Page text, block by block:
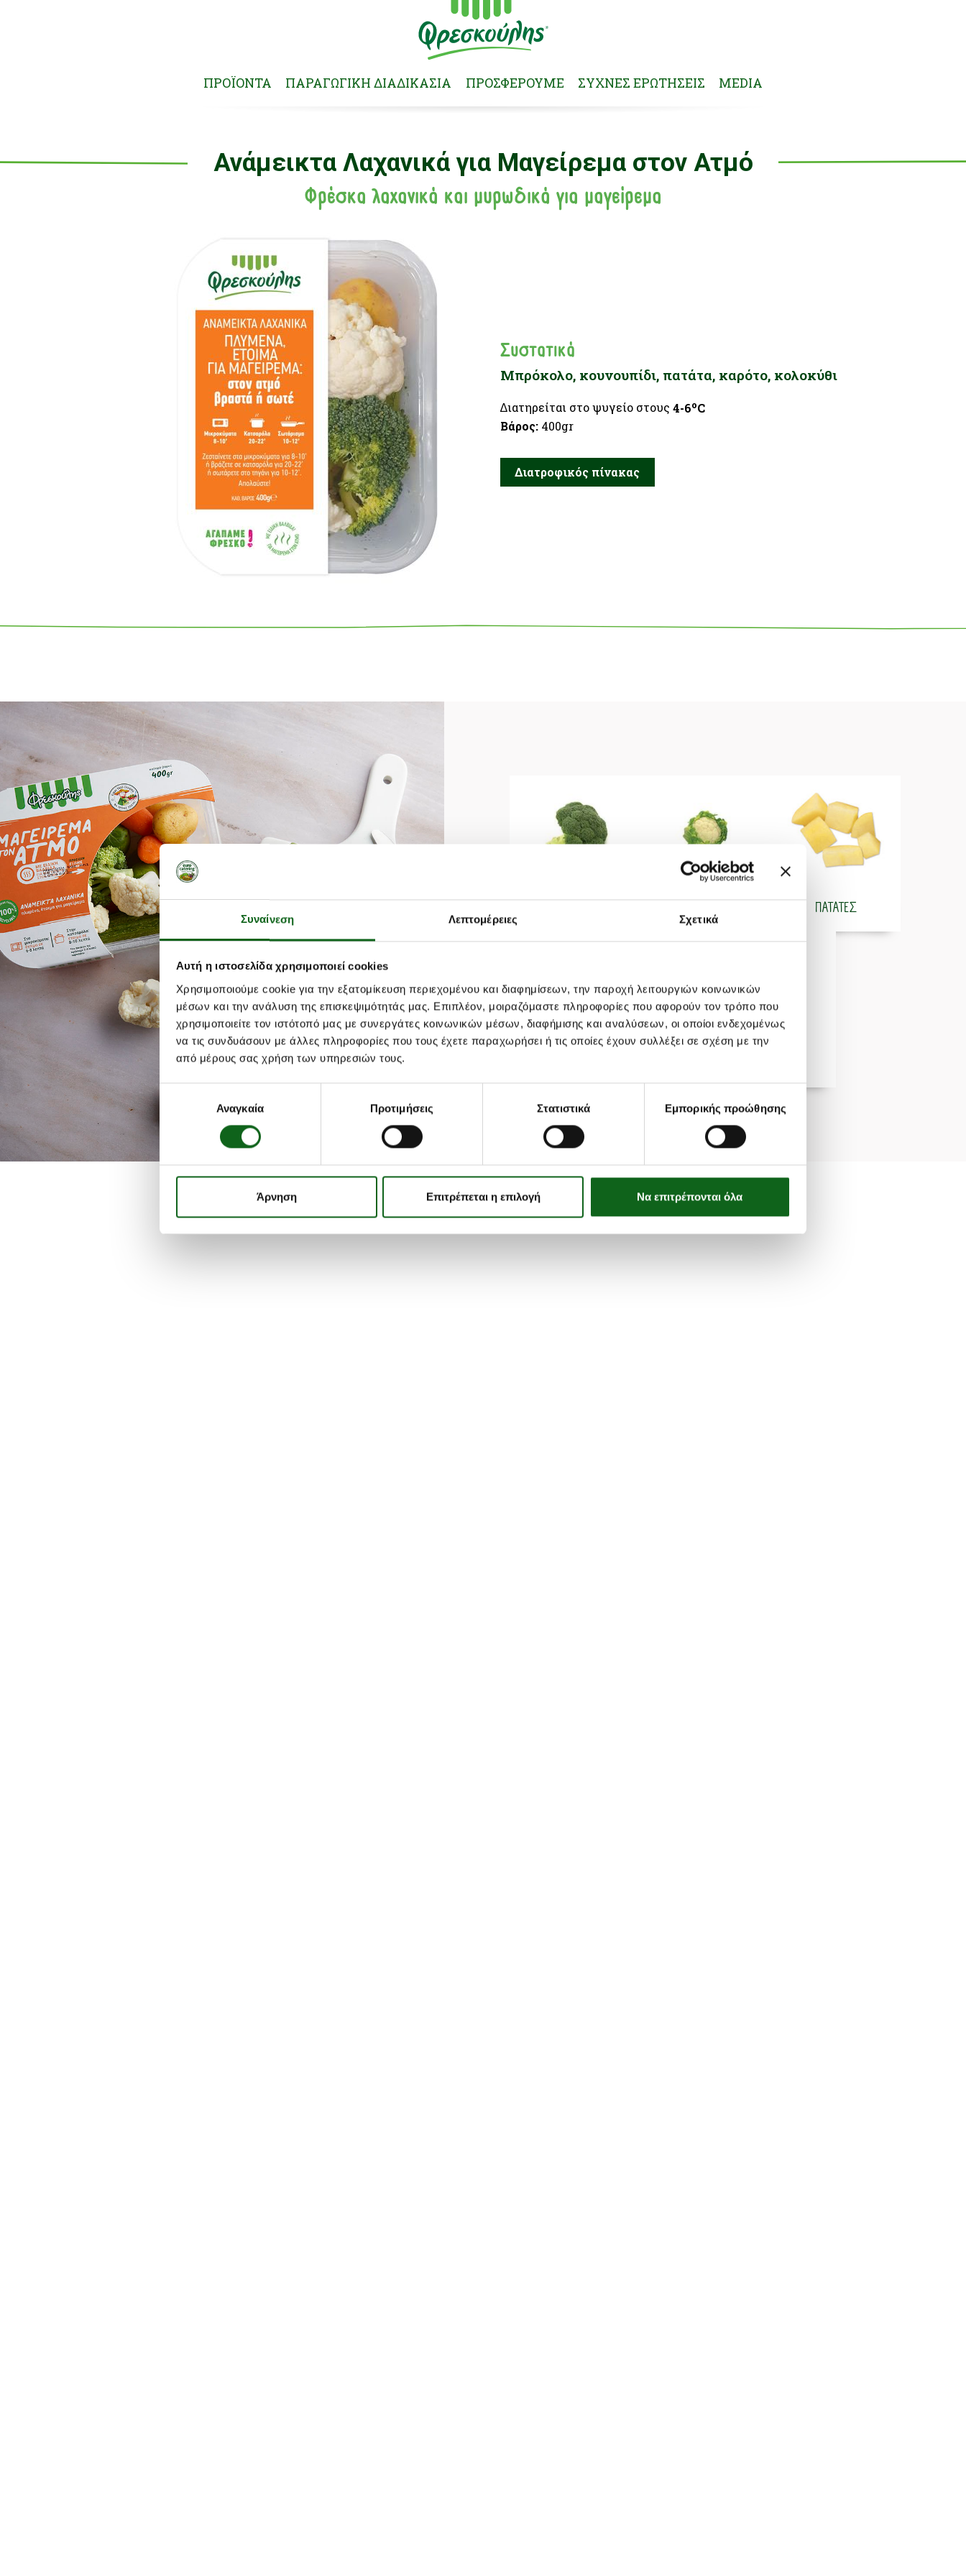
Συναίνεση Λεπτομέρειες Σχετικά
Αυτή η ιστοσελίδα χρησιμοποιεί cookies
Χρησιμοποιούμε cookie για την εξατομίκευση περιεχομένου και διαφημίσεων, την παροχή λειτουργιών κοινωνικών
μέσων και την ανάλυση της επισκεψιμότητάς μας. Επιπλέον, μοιραζόμαστε πληροφορίες που αφορούν τον τρόπο που
χρησιμοποιείτε τον ιστότοπό μας με συνεργάτες κοινωνικών μέσων, διαφήμισης και αναλύσεων, οι οποίοι ενδεχομένως
να τις συνδυάσουν με άλλες πληροφορίες που τους έχετε παραχωρήσει ή τις οποίες έχουν συλλέξει σε σχέση με την
από μέρους σας χρήση των υπηρεσιών τους.
Επιλογή
συγκατάθεσηςΑναγκαία Προτιμήσεις Στατιστικά Εμπορικής προώθησης
Άρνηση Επιτρέπεται η επιλογή Να επιτρέπονται όλα
ΠΡΟΪΟΝΤΑ ΠΑΡΑΓΩΓΙΚΗ ΔΙΑΔΙΚΑΣΙΑ ΠΡΟΣΦΕΡΟΥΜΕ ΣΥΧΝΕΣ ΕΡΩΤΗΣΕΙΣ MEDIA
Ανάμεικτα Λαχανικά για Μαγείρεμα στον Ατμό
Φρέσκα λαχανικά και μυρωδικά για μαγείρεμα
Συστατικά
Μπρόκολο, κουνουπίδι, πατάτα, καρότο, κολοκύθι
∆ιατηρείται στο ψυγείο στους 4-6οC
Βάρος: 400gr
Διατροφικός πίνακας
ΠΑΤΑΤΕΣ
Ανάμεικτα Λαχανικά για Σούπα